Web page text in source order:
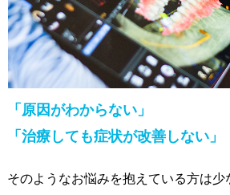
「原因がわからない」
「治療しても症状が改善しない」
そのようなお悩みを抱えている方は少